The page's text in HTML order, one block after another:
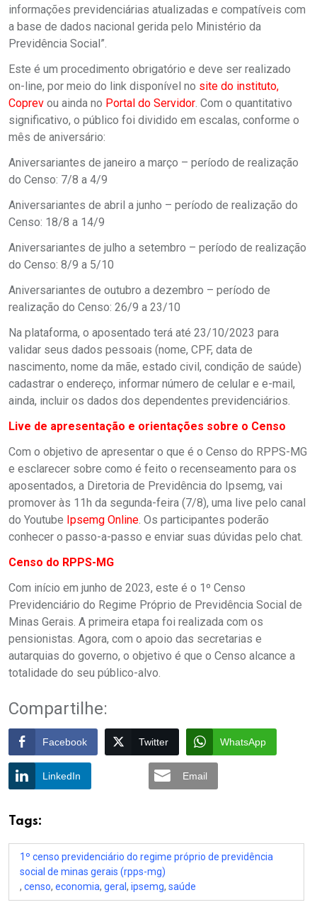
informações previdenciárias atualizadas e compatíveis com
a base de dados nacional gerida pelo Ministério da
Previdência Social”.
Este é um procedimento obrigatório e deve ser realizado
on-line, por meio do link disponível no site do instituto,
Coprev ou ainda no Portal do Servidor . Com o quantitativo
significativo, o público foi dividido em escalas, conforme o
mês de aniversário:
Aniversariantes de janeiro a março – período de realização
do Censo: 7/8 a 4/9
Aniversariantes de abril a junho – período de realização do
Censo: 18/8 a 14/9
Aniversariantes de julho a setembro – período de realização
do Censo: 8/9 a 5/10
Aniversariantes de outubro a dezembro – período de
realização do Censo: 26/9 a 23/10
Na plataforma, o aposentado terá até 23/10/2023 para
validar seus dados pessoais (nome, CPF, data de
nascimento, nome da mãe, estado civil, condição de saúde)
cadastrar o endereço, informar número de celular e e-mail,
ainda, incluir os dados dos dependentes previdenciários.
Live de apresentação e orientações sobre o Censo
Com o objetivo de apresentar o que é o Censo do RPPS-MG
e esclarecer sobre como é feito o recenseamento para os
aposentados, a Diretoria de Previdência do Ipsemg, vai
promover às 11h da segunda-feira (7/8), uma live pelo canal
do Youtube Ipsemg Online . Os participantes poderão
conhecer o passo-a-passo e enviar suas dúvidas pelo chat.
Censo do RPPS-MG
Com início em junho de 2023, este é o 1º Censo
Previdenciário do Regime Próprio de Previdência Social de
Minas Gerais. A primeira etapa foi realizada com os
pensionistas. Agora, com o apoio das secretarias e
autarquias do governo, o objetivo é que o Censo alcance a
totalidade do seu público-alvo.
Compartilhe:
Facebook Twitter WhatsApp
LinkedIn Email
Tags:
1º censo previdenciário do regime próprio de previdência
social de minas gerais (rpps-mg)
, censo, economia, geral, ipsemg, saúde